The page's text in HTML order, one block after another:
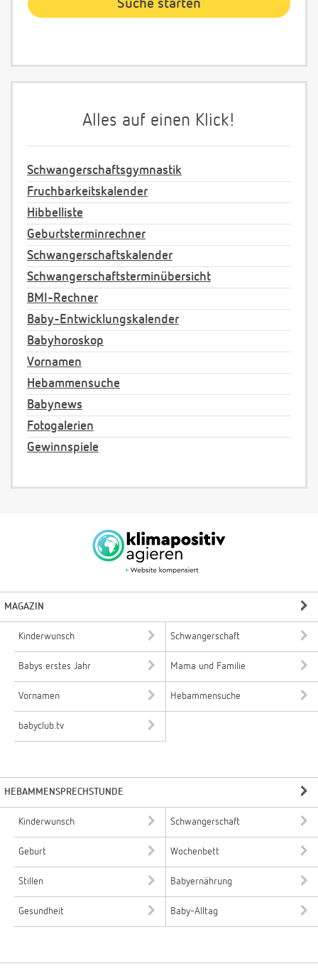
Alles auf einen Klick!
Schwangerschaftsgymnastik
Fruchbarkeitskalender
Hibbelliste
Geburtsterminrechner
Schwangerschaftskalender
Schwangerschaftsterminübersicht
BMI-Rechner
Baby-Entwicklungskalender
Babyhoroskop
Vornamen
Hebammensuche
Babynews
Fotogalerien
Gewinnspiele
MAGAZIN
Kinderwunsch Schwangerschaft
Babys erstes Jahr Mama und Familie
Vornamen Hebammensuche
babyclub.tv
HEBAMMENSPRECHSTUNDE
Kinderwunsch Schwangerschaft
Geburt Wochenbett
Stillen Babyernährung
Gesundheit Baby-Alltag